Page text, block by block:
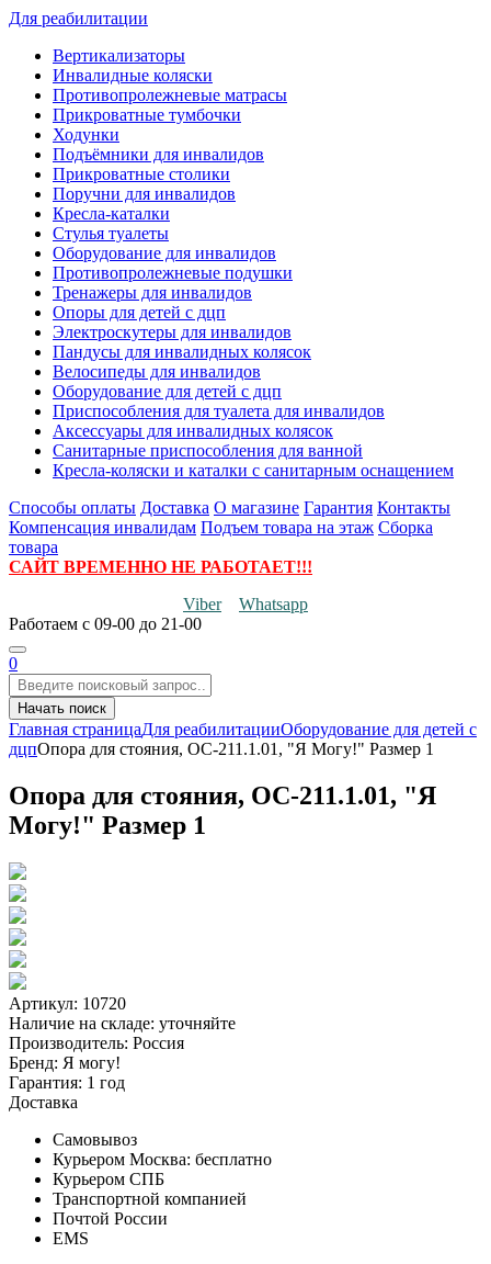
Для реабилитации
Вертикализаторы
Инвалидные коляски
Противопролежневые матрасы
Прикроватные тумбочки
Ходунки
Подъёмники для инвалидов
Прикроватные столики
Поручни для инвалидов
Кресла-каталки
Стулья туалеты
Оборудование для инвалидов
Противопролежневые подушки
Тренажеры для инвалидов
Опоры для детей с дцп
Электроскутеры для инвалидов
Пандусы для инвалидных колясок
Велосипеды для инвалидов
Оборудование для детей с дцп
Приспособления для туалета для инвалидов
Аксессуары для инвалидных колясок
Санитарные приспособления для ванной
Кресла-коляски и каталки с санитарным оснащением
Способы оплаты Доставка О магазине Гарантия Контакты
Компенсация инвалидам Подъем товара на этаж Сборка
товара
САЙТ ВРЕМЕННО НЕ РАБОТАЕТ!!!
Viber
Whatsapp
Работаем с 09-00 до 21-00
0
Начать поиск
Главная страницаДля реабилитацииОборудование для детей с
дцпОпора для стояния, ОС-211.1.01, "Я Могу!" Размер 1
Опора для стояния, ОС-211.1.01, "Я
Могу!" Размер 1
Артикул: 10720
Наличие на складе: уточняйте
Производитель: Россия
Бренд: Я могу!
Гарантия: 1 год
Доставка
Самовывоз
Курьером Москва: бесплатно
Курьером СПБ
Транспортной компанией
Почтой России
EMS